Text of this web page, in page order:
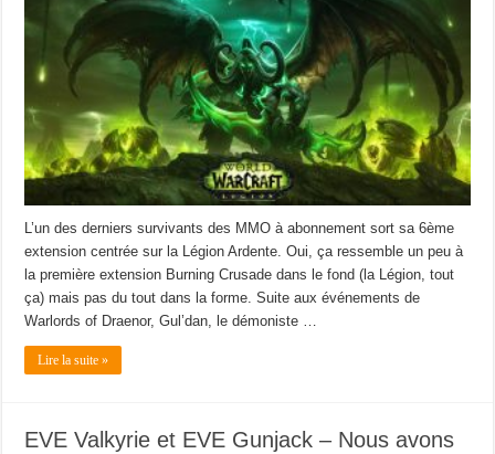
L’un des derniers survivants des MMO à abonnement sort sa 6ème
extension centrée sur la Légion Ardente. Oui, ça ressemble un peu à
la première extension Burning Crusade dans le fond (la Légion, tout
ça) mais pas du tout dans la forme. Suite aux événements de
Warlords of Draenor, Gul’dan, le démoniste …
Lire la suite »
EVE Valkyrie et EVE Gunjack – Nous avons